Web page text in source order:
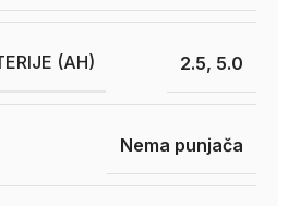
(AH) 2.5, 5.0
Nema punjača